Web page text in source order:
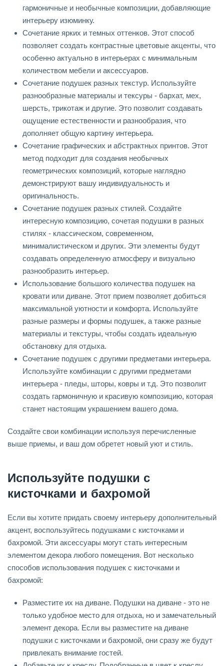
гармоничные и необычные композиции, добавляющие
интерьеру изюминку.
Сочетание ярких и темных оттенков. Этот способ
позволяет создать контрастные цветовые акценты, что
особенно актуально в интерьерах с минимальным
количеством мебели и аксессуаров.
Сочетание подушек разных текстур. Используйте
разнообразные материалы и тексуры - бархат, мех,
шерсть, трикотаж и другие. Это позволит создавать
ощущение естественности и разнообразия, что
дополняет общую картину интерьера.
Сочетание графических и абстрактных принтов. Этот
метод подходит для создания необычных
геометрических композиций, которые наглядно
демонстрируют вашу индивидуальность и
оригинальность.
Сочетание подушек разных стилей. Создайте
интересную композицию, сочетая подушки в разных
стилях - классическом, современном,
минималистическом и других. Эти элементы будут
создавать определенную атмосферу и визуально
разнообразить интерьер.
Использование большого количества подушек на
кровати или диване. Этот прием позволяет добиться
максимальной уютности и комфорта. Используйте
разные размеры и формы подушек, а также разные
материалы и текстуры, чтобы создать идеальную
обстановку для отдыха.
Сочетание подушек с другими предметами интерьера.
Используйте комбинации с другими предметами
интерьера - пледы, шторы, ковры и т.д. Это позволит
создать гармоничную и красивую композицию, которая
станет настоящим украшением вашего дома.
Создайте свои комбинации используя перечисленные
выше приемы, и ваш дом обретет новый уют и стиль.
Используйте подушки с
кисточками и бахромой
Если вы хотите придать своему интерьеру дополнительный
акцент, воспользуйтесь подушками с кисточками и
бахромой. Эти аксессуары могут стать интересным
элементом декора любого помещения. Вот несколько
способов использования подушек с кисточками и
бахромой:
Разместите их на диване. Подушки на диване - это не
только удобное место для отдыха, но и замечательный
элемент декора. Если вы разместите на диване
подушки с кисточками и бахромой, они сразу же будут
привлекать внимание гостей.